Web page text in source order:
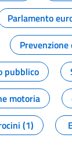
Parlamento
pubblico
motoria
(1)